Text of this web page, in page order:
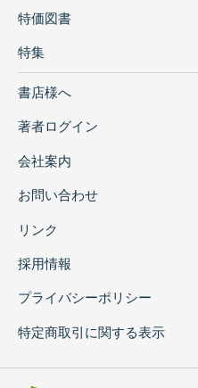
特価図書
特集
書店様へ
著者ログイン
会社案内
お問い合わせ
リンク
採用情報
プライバシーポリシー
特定商取引に関する表示